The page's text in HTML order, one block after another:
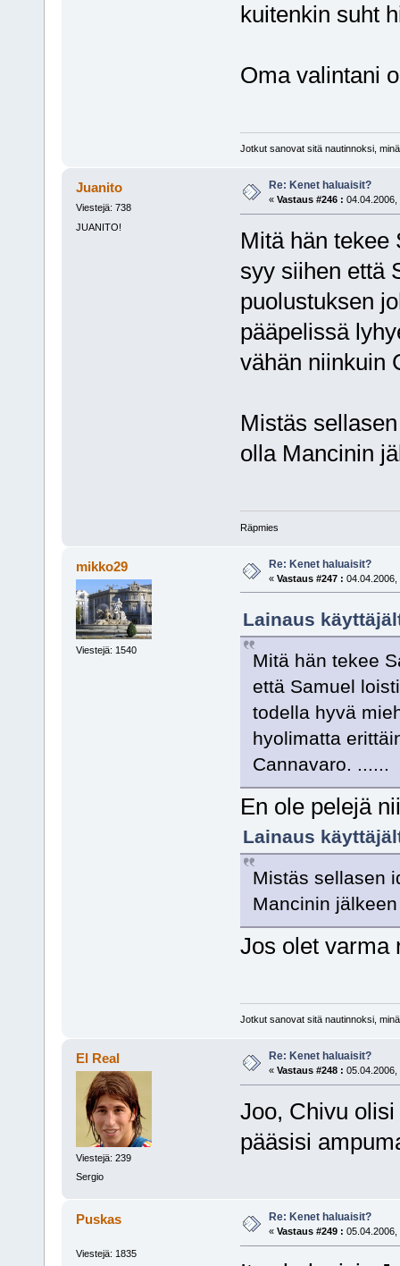
kuitenkin suht
Oma valintani
Jotkut sanovat sitä nautinnoksi,
Juanito
Viestejä: 738
JUANITO!
Re: Kenet haluaisit?
« Vastaus #246 : 04.04.2006,
Mitä hän tekee
syy siihen että
puolustuksen
pääpelissä
vähän niinkuin
Mistäs
olla Mancinin
Räpmies
mikko29
Viestejä: 1540
Re: Kenet haluaisit?
« Vastaus #247 : 04.04.2006,
Lainaus
Mitä hän tekee
että Samuel
todella hyvä
hyolimatta
Cannavaro. ......
En ole pelejä
Lainaus
Mistäs sellasen
Mancinin
Jos olet varma
Jotkut sanovat sitä nautinnoksi,
El Real
Viestejä: 239
Sergio
Re: Kenet haluaisit?
« Vastaus #248 : 05.04.2006,
Joo, Chivu
pääsisi
Puskas
Viestejä: 1835
Re: Kenet haluaisit?
« Vastaus #249 : 05.04.2006,